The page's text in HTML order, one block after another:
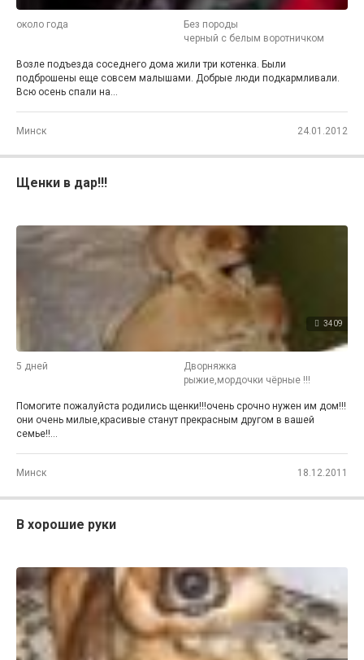
около года
Без породы
черный с белым воротничком
Возле подъезда соседнего дома жили три котенка. Были
подброшены еще совсем малышами. Добрые люди подкармливали.
Всю осень спали на...
Минск 24.01.2012
Щенки в дар!!!
3409
5 дней
Дворняжка
рыжие,мордочки чёрные !!!
Помогите пожалуйста родились щенки!!!очень срочно нужен им дом!!!
они очень милые,красивые станут прекрасным другом в вашей
семье!!...
Минск 18.12.2011
В хорошие руки